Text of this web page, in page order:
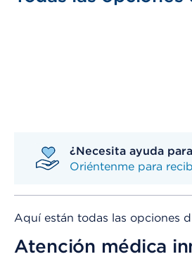
¿Necesita ayuda
Oriéntenme para
Aquí están todas las opciones
Atención médica